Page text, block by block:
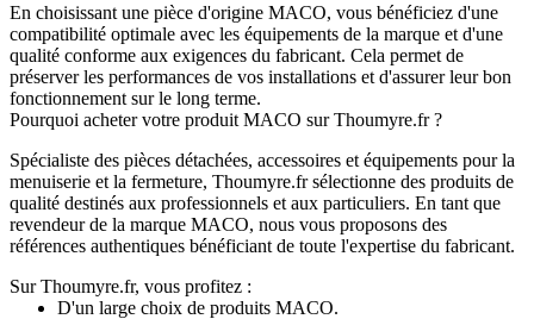
En choisissant une pièce d'origine MACO, vous bénéficiez d'une
compatibilité optimale avec les équipements de la marque et d'une
qualité conforme aux exigences du fabricant. Cela permet de
préserver les performances de vos installations et d'assurer leur bon
fonctionnement sur le long terme.
Pourquoi acheter votre produit MACO sur Thoumyre.fr ?
Spécialiste des pièces détachées, accessoires et équipements pour la
menuiserie et la fermeture, Thoumyre.fr sélectionne des produits de
qualité destinés aux professionnels et aux particuliers. En tant que
revendeur de la marque MACO, nous vous proposons des
références authentiques bénéficiant de toute l'expertise du fabricant.
Sur Thoumyre.fr, vous profitez :
D'un large choix de produits MACO.